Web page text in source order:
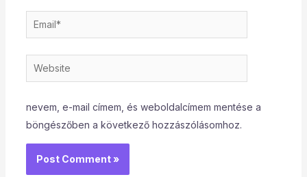
Email*
Website
nevem, e-mail címem, és weboldalcímem mentése a
böngészőben a következő hozzászólásomhoz.